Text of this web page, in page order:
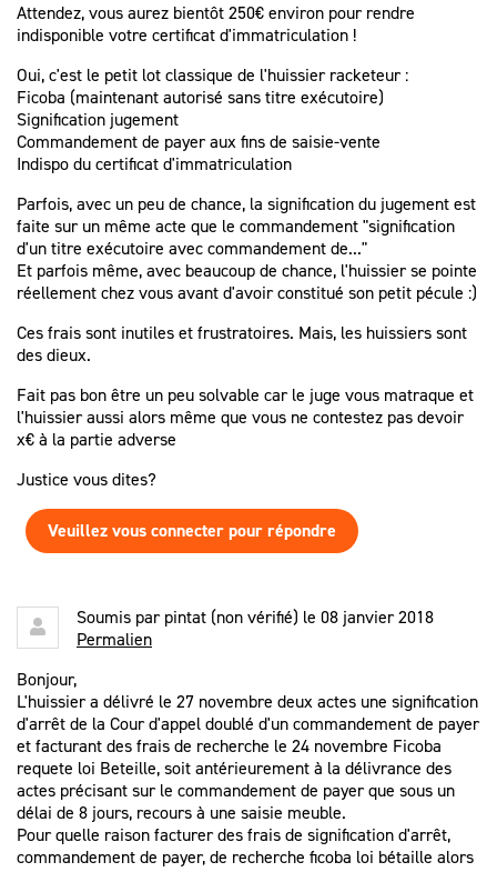
Attendez, vous aurez bientôt 250€ environ pour rendre
indisponible votre certificat d'immatriculation !
Oui, c'est le petit lot classique de l'huissier racketeur :
Ficoba (maintenant autorisé sans titre exécutoire)
Signification jugement
Commandement de payer aux fins de saisie-vente
Indispo du certificat d'immatriculation
Parfois, avec un peu de chance, la signification du jugement est
faite sur un même acte que le commandement "signification
d'un titre exécutoire avec commandement de..."
Et parfois même, avec beaucoup de chance, l'huissier se pointe
réellement chez vous avant d'avoir constitué son petit pécule :)
Ces frais sont inutiles et frustratoires. Mais, les huissiers sont
des dieux.
Fait pas bon être un peu solvable car le juge vous matraque et
l'huissier aussi alors même que vous ne contestez pas devoir
x€ à la partie adverse
Justice vous dites?
Veuillez vous connecter pour répondre
Soumis parpintat (non vérifié) le 08 janvier 2018
Permalien
Bonjour,
L'huissier a délivré le 27 novembre deux actes une signification
d'arrêt de la Cour d'appel doublé d'un commandement de payer
et facturant des frais de recherche le 24 novembre Ficoba
requete loi Beteille, soit antérieurement à la délivrance des
actes précisant sur le commandement de payer que sous un
délai de 8 jours, recours à une saisie meuble.
Pour quelle raison facturer des frais de signification d'arrêt,
commandement de payer, de recherche ficoba loi bétaille alors